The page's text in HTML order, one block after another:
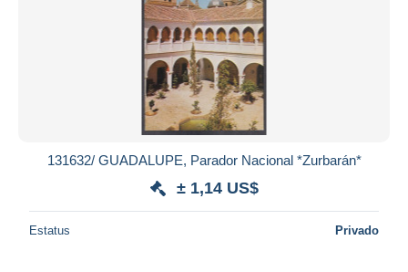
131632/ GUADALUPE, Parador Nacional *Zurbarán*
± 1,14 US$
Estatus Privado